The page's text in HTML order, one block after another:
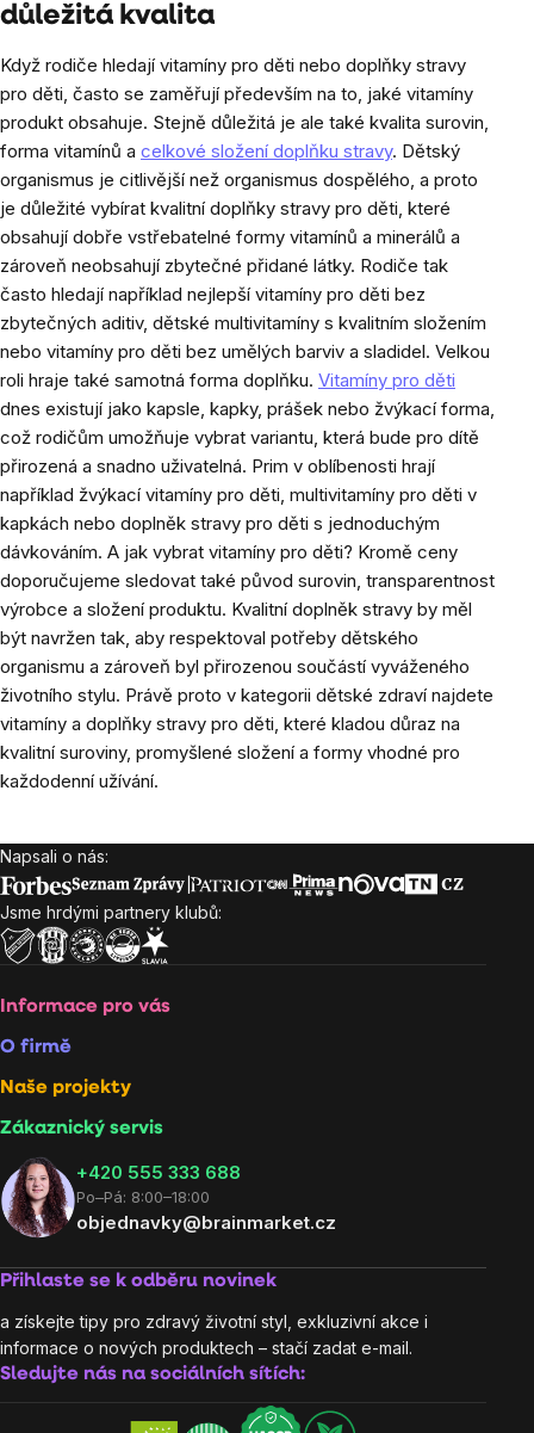
důležitá kvalita
Když rodiče hledají vitamíny pro děti nebo doplňky stravy
pro děti, často se zaměřují především na to, jaké vitamíny
produkt obsahuje. Stejně důležitá je ale také kvalita surovin,
forma vitamínů a celkové složení doplňku stravy. Dětský
organismus je citlivější než organismus dospělého, a proto
je důležité vybírat kvalitní doplňky stravy pro děti, které
obsahují dobře vstřebatelné formy vitamínů a minerálů a
zároveň neobsahují zbytečné přidané látky. Rodiče tak
často hledají například nejlepší vitamíny pro děti bez
zbytečných aditiv, dětské multivitamíny s kvalitním složením
nebo vitamíny pro děti bez umělých barviv a sladidel. Velkou
roli hraje také samotná forma doplňku. Vitamíny pro děti
dnes existují jako kapsle, kapky, prášek nebo žvýkací forma,
což rodičům umožňuje vybrat variantu, která bude pro dítě
přirozená a snadno uživatelná. Prim v oblíbenosti hrají
například žvýkací vitamíny pro děti, multivitamíny pro děti v
kapkách nebo doplněk stravy pro děti s jednoduchým
dávkováním. A jak vybrat vitamíny pro děti? Kromě ceny
doporučujeme sledovat také původ surovin, transparentnost
výrobce a složení produktu. Kvalitní doplněk stravy by měl
být navržen tak, aby respektoval potřeby dětského
organismu a zároveň byl přirozenou součástí vyváženého
životního stylu. Právě proto v kategorii dětské zdraví najdete
vitamíny a doplňky stravy pro děti, které kladou důraz na
kvalitní suroviny, promyšlené složení a formy vhodné pro
každodenní užívání.
Zápatí
Napsali o nás:
Jsme hrdými partnery klubů:
Informace pro vás
O firmě
Naše projekty
Zákaznický servis
‭+420 555 333 688
Po–Pá: 8:00–18:00
objednavky@brainmarket.cz
Přihlaste se k odběru novinek
a získejte tipy pro zdravý životní styl, exkluzivní akce i
informace o nových produktech – stačí zadat e-mail.
Sledujte nás na sociálních sítích: